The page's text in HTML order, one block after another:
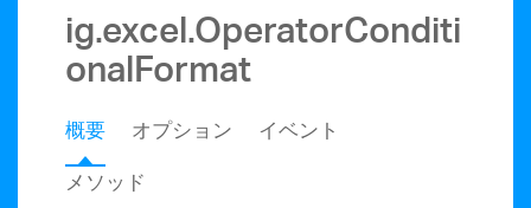
ig.excel.OperatorConditi
onalFormat
概要 オプション
イベント
メソッド